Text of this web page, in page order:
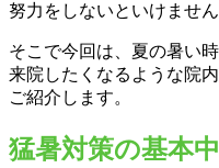
努力をしないといけません
そこで今回は、夏の暑い
来院したくなるような院
ご紹介します。
猛暑対策の基本